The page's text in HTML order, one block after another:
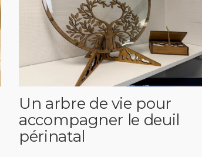
Un arbre de vie pour
accompagner le deuil
périnatal